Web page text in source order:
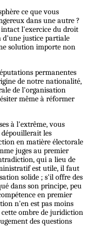
ce que vous
dans une autre ?
l'exercice du droit
d'une justice partiale
solution importe non
permanentes
de notre nationalité,
de l'organisation
même à réformer
à l'extrême, vous
les
en matière électorale
juges au premier
qui a lieu de
est utile, il faut
solide ; s'il offre des
dans son principe, peu
en premier
n'en est pas moins
cette ombre de juridiction
des questions